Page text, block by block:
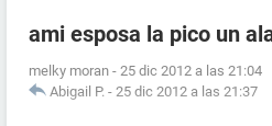
ami esposa la pico un
melky moran - 25 dic 2012 a las 21:04
Abigail P. - 25 dic 2012 a las 21:37